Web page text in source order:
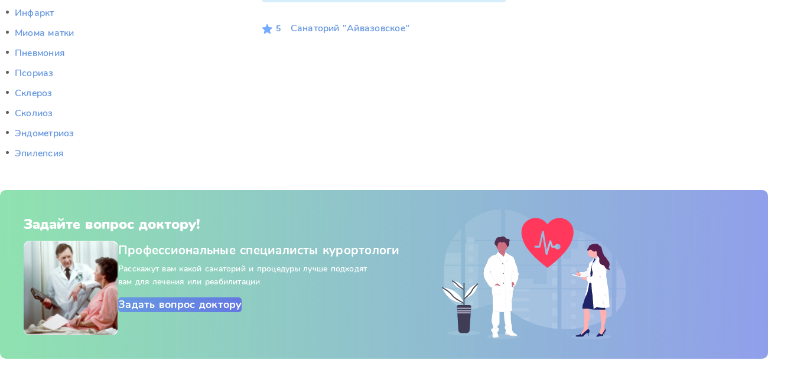
Инфаркт
Миома матки
Пневмония
Псориаз
Склероз
Сколиоз
Эндометриоз
Эпилепсия
5 Санаторий "Айвазовское"
Задайте вопрос доктору!
Профессиональные специалисты курортологи
Расскажут вам какой санаторий и процедуры лучше подходят
вам для лечения или реабилитации
Задать вопрос доктору